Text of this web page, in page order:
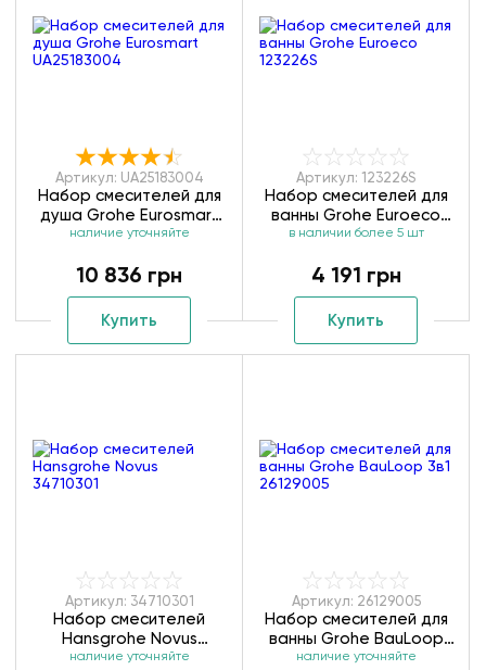
Артикул: UA25183004
Набор смесителей для
душа Grohe Eurosmart
UA25183004
наличие уточняйте
10 836 грн
Купить
Артикул: 123226S
Набор смесителей для
ванны Grohe Euroeco
123226S
в наличии более 5 шт
4 191 грн
Купить
Артикул: 34710301
Набор смесителей
Hansgrohe Novus
34710301
наличие уточняйте
Артикул: 26129005
Набор смесителей для
ванны Grohe BauLoop
3в1 26129005
наличие уточняйте